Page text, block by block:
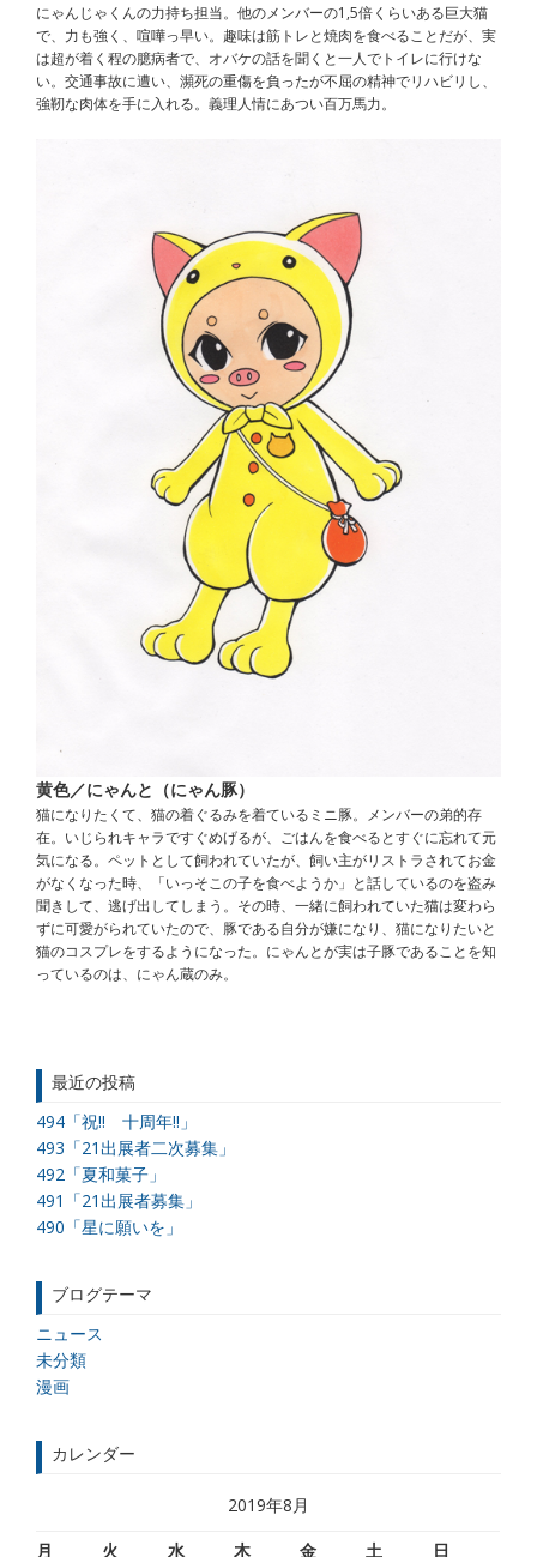
にゃんじゃくんの力持ち担当。他のメンバーの1,5倍くらいある巨大猫
で、力も強く、喧嘩っ早い。趣味は筋トレと焼肉を食べることだが、実
は超が着く程の臆病者で、オバケの話を聞くと一人でトイレに行けな
い。交通事故に遭い、瀕死の重傷を負ったが不屈の精神でリハビリし、
強靭な肉体を手に入れる。義理人情にあつい百万馬力。
黄色／にゃんと（にゃん豚）
猫になりたくて、猫の着ぐるみを着ているミニ豚。メンバーの弟的存
在。いじられキャラですぐめげるが、ごはんを食べるとすぐに忘れて元
気になる。ペットとして飼われていたが、飼い主がリストラされてお金
がなくなった時、「いっそこの子を食べようか」と話しているのを盗み
聞きして、逃げ出してしまう。その時、一緒に飼われていた猫は変わら
ずに可愛がられていたので、豚である自分が嫌になり、猫になりたいと
猫のコスプレをするようになった。にゃんとが実は子豚であることを知
っているのは、にゃん蔵のみ。
最近の投稿
494「祝!! 十周年!!」
493「21出展者二次募集」
492「夏和菓子」
491「21出展者募集」
490「星に願いを」
ブログテーマ
ニュース
未分類
漫画
カレンダー
2019年8月
月
火 水 木 金 土 日